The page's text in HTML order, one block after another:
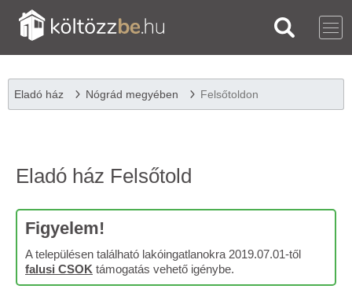
Eladó ház Nógrád megyében Felsőtoldon
Eladó ház Felsőtold
Figyelem!
A településen található lakóingatlanokra 2019.07.01-től
falusi CSOK támogatás vehető igénybe.